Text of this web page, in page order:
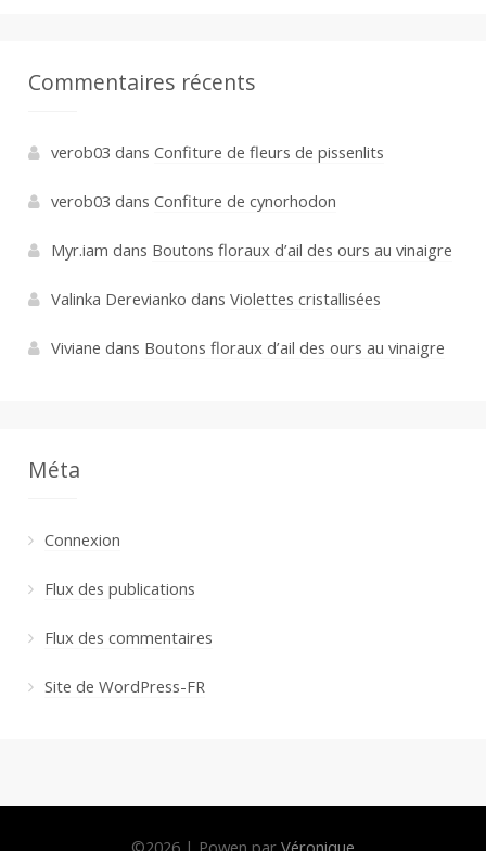
Commentaires récents
verob03 dans Confiture de fleurs de pissenlits
verob03 dans Confiture de cynorhodon
Myr.iam dans Boutons floraux d’ail des ours au vinaigre
Valinka Derevianko dans Violettes cristallisées
Viviane dans Boutons floraux d’ail des ours au vinaigre
Méta
Connexion
Flux des publications
Flux des commentaires
Site de WordPress-FR